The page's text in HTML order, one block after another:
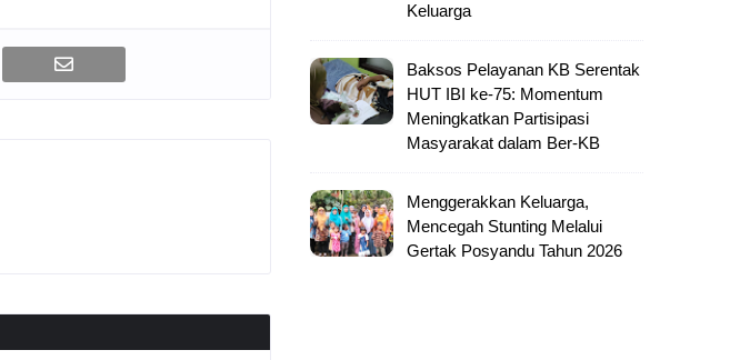
Keluarga
Baksos Pelayanan KB Serentak
HUT IBI ke-75: Momentum
Meningkatkan Partisipasi
Masyarakat dalam Ber-KB
Menggerakkan Keluarga,
Mencegah Stunting Melalui
Gertak Posyandu Tahun 2026